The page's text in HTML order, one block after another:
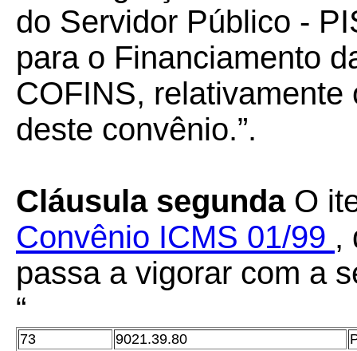
do Servidor Público -
para o Financiamento
COFINS,
deste convênio.”.
Cláusula segunda O
Convênio ICMS 01/99 ,
passa a vigorar com a
“
73 9021.39.80